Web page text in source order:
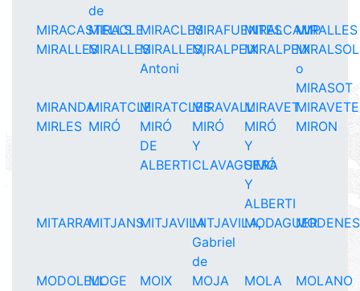
de
MIRACASTELLS
MIRACLEMIRACLESMIRAFUENTESMIRALCAMPMIRALLES
MIRALLESMIRALLESMIRALLES,
Antoni
MIRALPEIXMIRALPEIXMIRALSOL
o
MIRASOT
MIRANDAMIRATCLEMIRATCLESMIRAVALLMIRAVETMIRAVETE
MIRLES MIRÓ
MIRÓ
DE
ALBERTI
MIRÓ
Y
CLAVAGUERA
MIRÓ
Y
SIMÓ
Y
ALBERTI
MIRON
MITARRAMITJANSMITJAVILAMITJAVILA,
Gabriel
de
MODAGUERMODENES
MODOLELLMOGE MOIX MOJA MOLA
MOLANO